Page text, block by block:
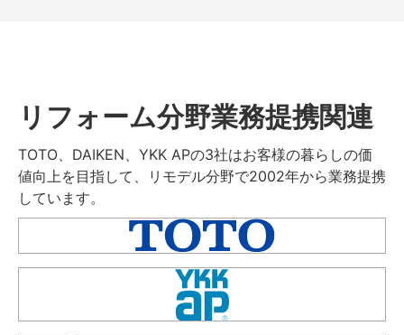
リフォーム分野業務提携関連
TOTO、DAIKEN、YKK APの3社はお客様の暮らしの価
値向上を目指して、リモデル分野で2002年から業務提携
しています。